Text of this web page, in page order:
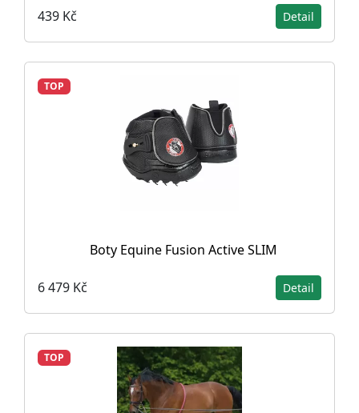
439 Kč Detail
TOP
Boty Equine Fusion Active SLIM
6 479 Kč Detail
TOP